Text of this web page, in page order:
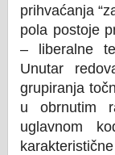
prihvaćanja
pola postoje
– liberalne
Unutar
grupiranja
u obrnutim
uglavnom